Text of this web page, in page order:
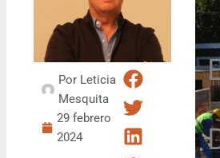
PorLeticia
Mesquita
29 febrero
2024